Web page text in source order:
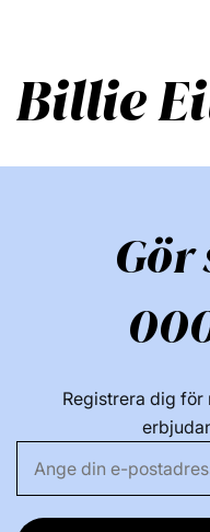
Billie
Gör
Registrera dig för